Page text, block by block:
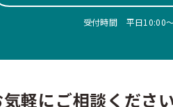
受付時間 平日10:00
軽にご相談くださ